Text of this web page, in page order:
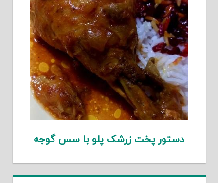
دستور پخت زرشک پلو با سس گوجه